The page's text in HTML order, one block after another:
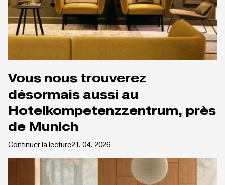
Vous nous trouverez
désormais aussi au
Hotelkompetenzzentrum, près
de Munich
Continuer la lecture21. 04. 2026